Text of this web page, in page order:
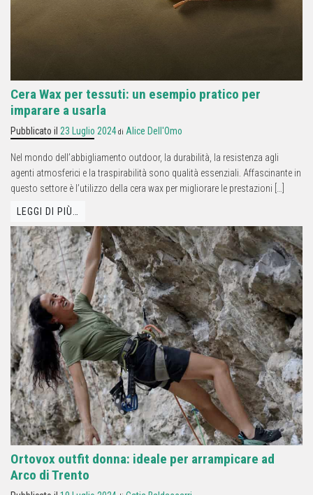
Cera Wax per tessuti: un esempio pratico per
imparare a usarla
Pubblicato il 23 Luglio 2024 di Alice Dell'Omo
Nel mondo dell’abbigliamento outdoor, la durabilità, la resistenza agli
agenti atmosferici e la traspirabilità sono qualità essenziali. Affascinante in
questo settore è l’utilizzo della cera wax per migliorare le prestazioni […]
LEGGI DI PIÙ…
Ortovox outfit donna: ideale per arrampicare ad
Arco di Trento